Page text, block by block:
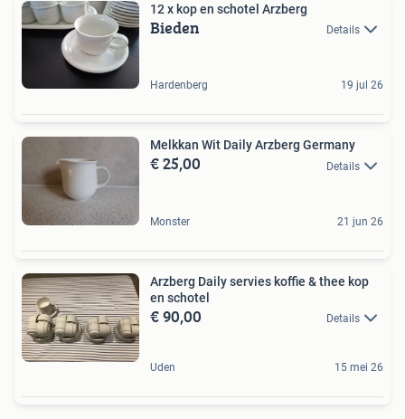
12 x kop en schotel Arzberg
Bieden Details
Hardenberg 19 jul 26
Melkkan Wit Daily Arzberg Germany
€ 25,00 Details
Monster 21 jun 26
Arzberg Daily servies koffie & thee kop
en schotel
€ 90,00 Details
Uden 15 mei 26